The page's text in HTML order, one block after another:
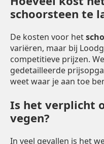
schoorsteen te
De kosten voor het
variëren, maar bij
competitieve prijzen.
gedetailleerde
weet waar je aan toe
Is het verplicht
vegen?
In veel gevallen is het